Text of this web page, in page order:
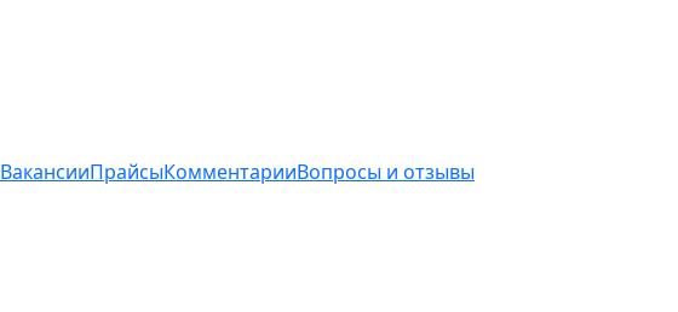
ВакансииПрайсыКомментарииВопросы и отзывы